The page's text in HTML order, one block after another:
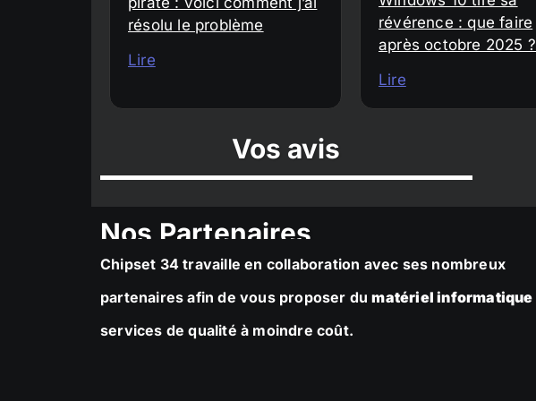
résolu le problème
Lire
révérence : que faire
après octobre 2025 ?
Lire
Vos avis
Nos Partenaires
Chipset 34 travaille en collaboration avec ses nombreux
partenaires afin de vous proposer dumatériel informatique
services de qualité à moindre coût.